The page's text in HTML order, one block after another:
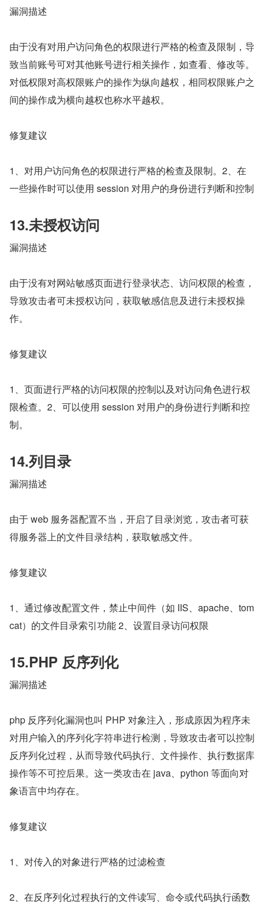
漏洞描述
由于没有对用户访问角色的权限进行严格的检查及限制，导
致当前账号可对其他账号进行相关操作，如查看、修改等。
对低权限对高权限账户的操作为纵向越权，相同权限账户之
间的操作成为横向越权也称水平越权。
修复建议
1、对用户访问角色的权限进行严格的检查及限制。2、在
一些操作时可以使用 session 对用户的身份进行判断和控制
13.未授权访问
漏洞描述
由于没有对网站敏感页面进行登录状态、访问权限的检查，
导致攻击者可未授权访问，获取敏感信息及进行未授权操
作。
修复建议
1、页面进行严格的访问权限的控制以及对访问角色进行权
限检查。2、可以使用 session 对用户的身份进行判断和控
制。
14.列目录
漏洞描述
由于 web 服务器配置不当，开启了目录浏览，攻击者可获
得服务器上的文件目录结构，获取敏感文件。
修复建议
1、通过修改配置文件，禁止中间件（如 IIS、apache、tom
cat）的文件目录索引功能 2、设置目录访问权限
15.PHP 反序列化
漏洞描述
php 反序列化漏洞也叫 PHP 对象注入，形成原因为程序未
对用户输入的序列化字符串进行检测，导致攻击者可以控制
反序列化过程，从而导致代码执行、文件操作、执行数据库
操作等不可控后果。这一类攻击在 java、python 等面向对
象语言中均存在。
修复建议
1、对传入的对象进行严格的过滤检查
2、在反序列化过程执行的文件读写、命令或代码执行函数